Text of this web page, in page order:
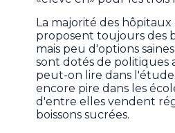
La majorité des
proposent toujours des
mais peu d'options
sont dotés de politiques
peut-on lire dans
encore pire dans les
d'entre elles vendent
boissons sucrées.